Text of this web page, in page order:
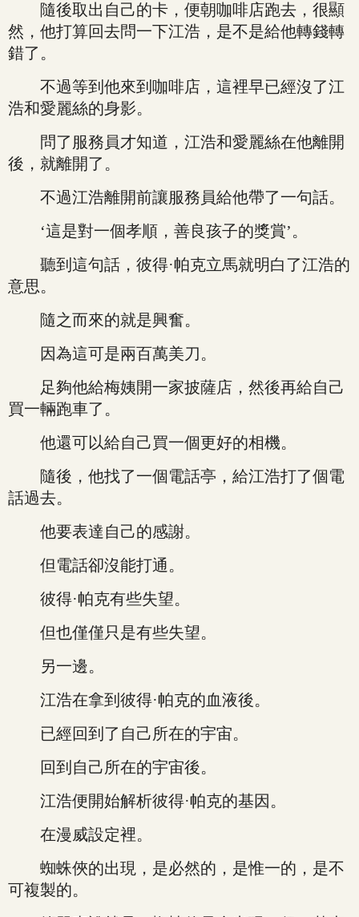
隨後取出自己的卡，便朝咖啡店跑去，很顯
然，他打算回去問一下江浩，是不是給他轉錢轉
錯了。
不過等到他來到咖啡店，這裡早已經沒了江
浩和愛麗絲的身影。
問了服務員才知道，江浩和愛麗絲在他離開
後，就離開了。
不過江浩離開前讓服務員給他帶了一句話。
‘這是對一個孝順，善良孩子的獎賞’。
聽到這句話，彼得·帕克立馬就明白了江浩的
意思。
隨之而來的就是興奮。
因為這可是兩百萬美刀。
足夠他給梅姨開一家披薩店，然後再給自己
買一輛跑車了。
他還可以給自己買一個更好的相機。
隨後，他找了一個電話亭，給江浩打了個電
話過去。
他要表達自己的感謝。
但電話卻沒能打通。
彼得·帕克有些失望。
但也僅僅只是有些失望。
另一邊。
江浩在拿到彼得·帕克的血液後。
已經回到了自己所在的宇宙。
回到自己所在的宇宙後。
江浩便開始解析彼得·帕克的基因。
在漫威設定裡。
蜘蛛俠的出現，是必然的，是惟一的，是不
可複製的。